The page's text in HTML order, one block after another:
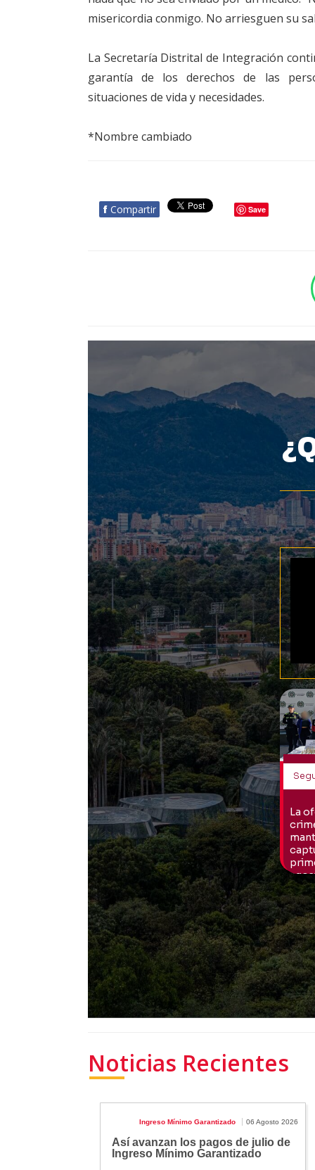
misericordia conmigo. No arriesguen su
La Secretaría Distrital de Integración
garantía de los derechos de las
situaciones de vida y necesidades.
*Nombre cambiado
f Compartir Save
Noticias Recientes
Ingreso Mínimo Garantizado 06 Agosto 2026
Así avanzan los pagos de julio de
Ingreso Mínimo Garantizado